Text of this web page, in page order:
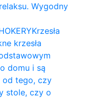
Wygodny
Krzesła
krzesła
domu i są
od tego, czy
stole, czy o